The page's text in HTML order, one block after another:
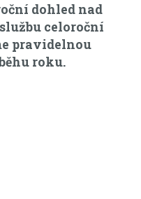
dohled nad
celoroční
pravidelnou
roku.